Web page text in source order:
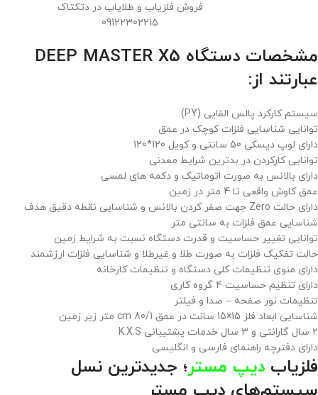
فروش فلزیاب و طلایاب در دتکتاک
09122302215
مشخصات دستگاه DEEP MASTER X5
عبارتند از:
سیستم کارکرد پالس القایی (PY)
توانایی شناسایی فلزات کوچک در عمق
دارای لوپ دیسکی 50 سانتی و کویل 120*120
توانایی کارکردن در بدترین شرایط معدنی
دارای بالانس به صورت اتوماتیک و دکمه های لمسی
عمق کاوش واقعی تا 4 متر در زمین
دارای حالت Zero جهت صفر کردن بالانس و شناسایی نقطه دقیق هدف
شناسایی عمق فلزات به سانتی متر
توانایی تغییر حساسیت و قدرت دستگاه نسبت به شرایط زمین
حالت تفکیک فلزات به صورت طلا و غیرطلا و شناسایی فلزات ارزشمند
دارای منوی تنظیمات کلی دستگاه و تنظیمات کارخانه
دارای تنظیم حساسیت 4 گروه کاری
تنظیمات نور صفحه – صدا و فیلتر
شناسایی ابعاد فلز 15×15 سانت در عمق cm 80/1 متر زیر زمین
2 سال گارانتی و 3 سال خدمات پشتیبانی K.X.S
دارای دفترچه راهنمای فارسی و انگلیسی
فلزیاب دیپ مستر؛ جدیدترین نسل